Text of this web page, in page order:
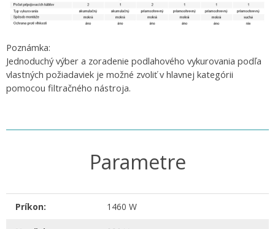
Poznámka:
Jednoduchý výber a zoradenie podlahového vykurovania podľa
vlastných požiadaviek je možné zvoliť v hlavnej kategórii
pomocou filtračného nástroja.
Parametre
Príkon: 1460 W